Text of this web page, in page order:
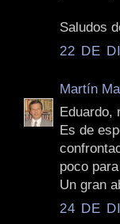
Saludos
22 DE
Martín
Eduardo,
Es de
poco
Un gran
24 DE